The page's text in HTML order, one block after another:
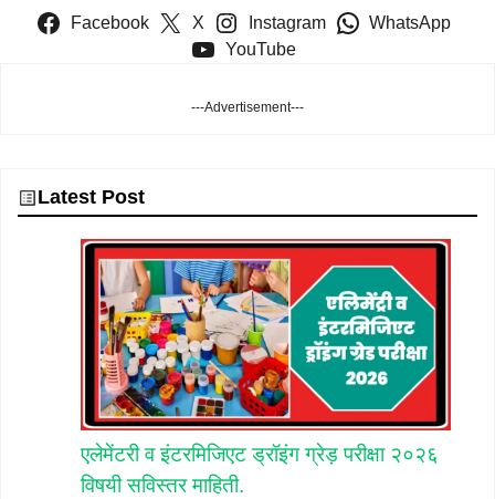
Facebook X Instagram
WhatsApp
YouTube
---Advertisement---
Latest Post
एलेमेंटरी व इंटरमिजिएट ड्रॉइंग ग्रेड़ परीक्षा २०२६
विषयी सविस्तर माहिती.